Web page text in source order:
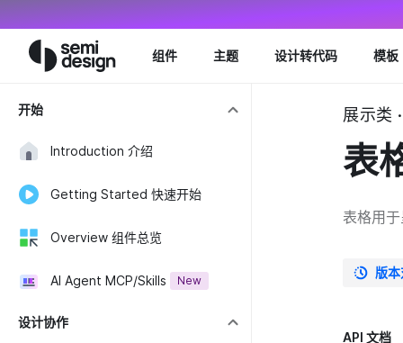
组件 主题 设计转代码 模板
开始
Introduction 介绍
Getting Started 快速开始
Overview 组件总览
AI Agent MCP/Skills New
设计协作
展示类
表
表格用
版
API 文档